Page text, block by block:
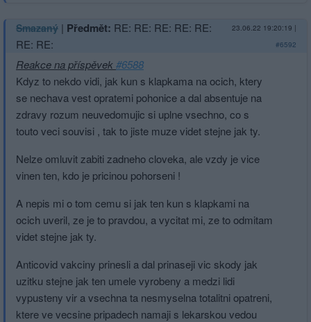
Smazaný | Předmět: RE: RE: RE: RE: RE:
RE: RE:
23.06.22 19:20:19 |
#6592
Reakce na příspěvek#6588
Kdyz to nekdo vidi, jak kun s klapkama na ocich, ktery
se nechava vest opratemi pohonice a dal absentuje na
zdravy rozum neuvedomujic si uplne vsechno, co s
touto veci souvisi , tak to jiste muze videt stejne jak ty.
Nelze omluvit zabiti zadneho cloveka, ale vzdy je vice
vinen ten, kdo je pricinou pohorseni !
A nepis mi o tom cemu si jak ten kun s klapkami na
ocich uveril, ze je to pravdou, a vycitat mi, ze to odmitam
videt stejne jak ty.
Anticovid vakciny prinesli a dal prinaseji vic skody jak
uzitku stejne jak ten umele vyrobeny a medzi lidi
vypusteny vir a vsechna ta nesmyselna totalitni opatreni,
ktere ve vecsine pripadech namaji s lekarskou vedou